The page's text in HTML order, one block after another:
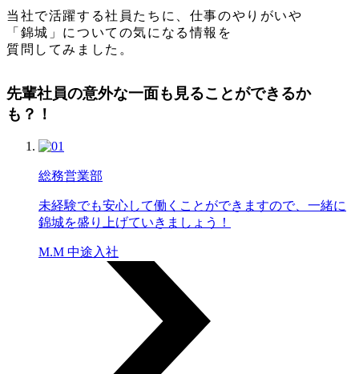
当社で活躍する社員たちに、仕事のやりがいや
「錦城」についての気になる情報を
質問してみました。
先輩社員の意外な一面も 見ることができるか
も？！
総務営業部
未経験でも安心して働くことができますので、一緒に
錦城を盛り上げていきましょう！
M.M 中途入社